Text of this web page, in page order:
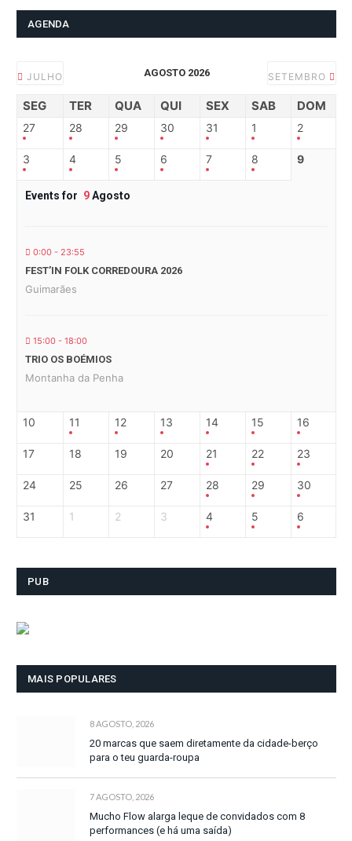
AGENDA
JULHO AGOSTO 2026 SETEMBRO
SEG TER QUA QUI SEX SAB DOM
27 28 29 30 31 1 2
3 4 5 6 7 8 9
Events for 9Agosto
0:00 - 23:55
FEST’IN FOLK CORREDOURA 2026
Guimarães
15:00 - 18:00
TRIO OS BOÉMIOS
Montanha da Penha
10 11 12 13 14 15 16
17 18 19 20 21 22 23
24 25 26 27 28 29 30
31 1 2 3 4 5 6
PUB
MAIS POPULARES
8 AGOSTO, 2026
20 marcas que saem diretamente da cidade-berço
para o teu guarda-roupa
7 AGOSTO, 2026
Mucho Flow alarga leque de convidados com 8
performances (e há uma saída)